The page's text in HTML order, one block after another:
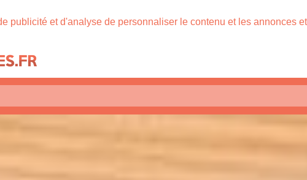
publicité et d'analyse de personnaliser le contenu et les annonces